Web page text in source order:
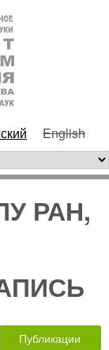
English
РАН,
Публикации